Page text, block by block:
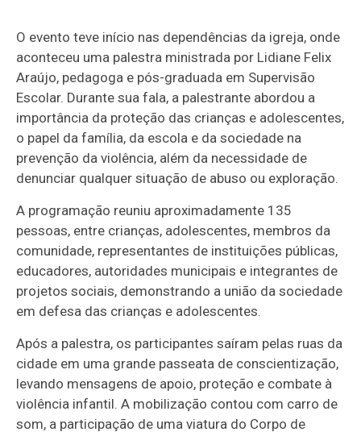
O evento teve início nas dependências da igreja, onde
aconteceu uma palestra ministrada por Lidiane Felix
Araújo, pedagoga e pós-graduada em Supervisão
Escolar. Durante sua fala, a palestrante abordou a
importância da proteção das crianças e adolescentes,
o papel da família, da escola e da sociedade na
prevenção da violência, além da necessidade de
denunciar qualquer situação de abuso ou exploração.
A programação reuniu aproximadamente 135
pessoas, entre crianças, adolescentes, membros da
comunidade, representantes de instituições públicas,
educadores, autoridades municipais e integrantes de
projetos sociais, demonstrando a união da sociedade
em defesa das crianças e adolescentes.
Após a palestra, os participantes saíram pelas ruas da
cidade em uma grande passeata de conscientização,
levando mensagens de apoio, proteção e combate à
violência infantil. A mobilização contou com carro de
som, a participação de uma viatura do Corpo de